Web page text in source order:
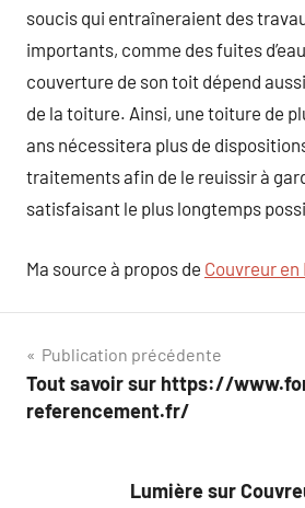
soucis qui entraîneraient des
importants, comme des fuites
couverture de son toit dépend
de la toiture. Ainsi, une toiture de
ans nécessitera plus de
traitements afin de le reuissir à
satisfaisant le plus longtemps
Ma source à propos de Couvreur
Navigation
de
Publication précédente
Tout savoir sur https://
referencement.fr/
Lumière sur